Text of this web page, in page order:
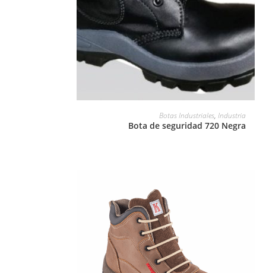
Botas Industriales,Industria
Bota de seguridad 720 Negra